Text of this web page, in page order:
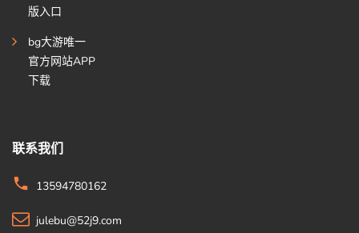
版入口
bg大游唯一
官方网站APP
下载
联系我们
13594780162
julebu@52j9.com